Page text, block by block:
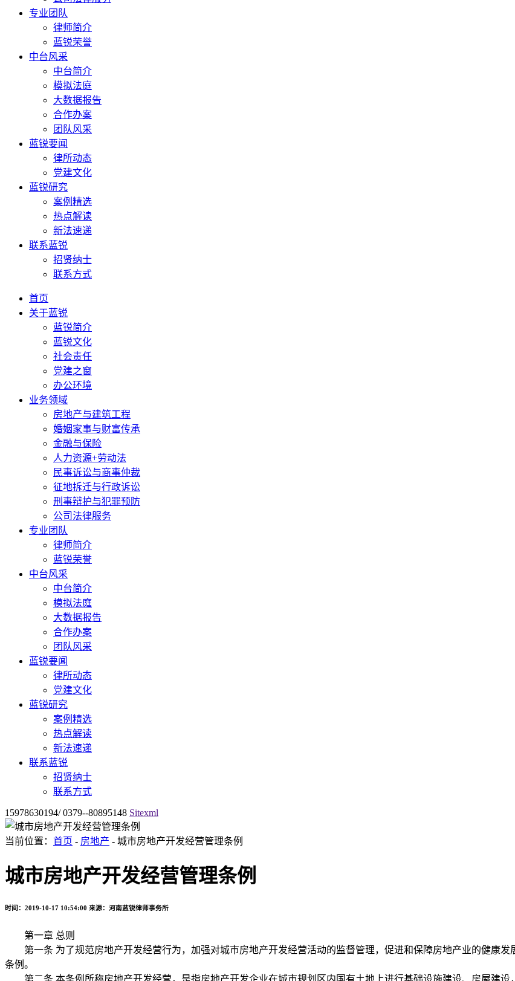
专业团队
律师简介
蓝锐荣誉
中台风采
中台简介
模拟法庭
大数据报告
合作办案
团队风采
蓝锐要闻
律所动态
党建文化
蓝锐研究
案例精选
热点解读
新法速递
联系蓝锐
招贤纳士
联系方式
首页
关于蓝锐
蓝锐简介
蓝锐文化
社会责任
党建之窗
办公环境
业务领域
房地产与建筑工程
婚姻家事与财富传承
金融与保险
人力资源+劳动法
民事诉讼与商事仲裁
征地拆迁与行政诉讼
刑事辩护与犯罪预防
公司法律服务
专业团队
律师简介
蓝锐荣誉
中台风采
中台简介
模拟法庭
大数据报告
合作办案
团队风采
蓝锐要闻
律所动态
党建文化
蓝锐研究
案例精选
热点解读
新法速递
联系蓝锐
招贤纳士
联系方式
15978630194/ 0379--80895148 Sitexml
当前位置： 首页 - 房地产 - 城市房地产开发经营管理条例
城市房地产开发经营管理条例
时间：2019-10-17 10:54:00 来源：河南蓝锐律师事务所
第一章 总则
第一条 为了规范房地产开发经营行为，加强对城市房地产开发经营活动的监督管理，促进和保障房地产业的健康发
条例。